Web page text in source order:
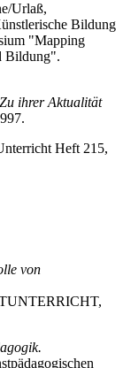
Urlaß,
Bildung
"Mapping
Bildung".
ihrer Aktualität
Heft 215,
von